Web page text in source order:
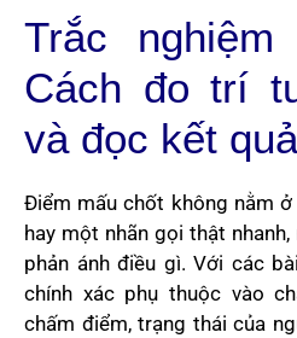
Trắc
Cách đo trí
và đọc kết quả
Điểm mấu chốt không nằm
hay một nhãn gọi thật
phản ánh điều gì. Với các
chính xác phụ thuộc vào
chấm điểm, trạng thái của